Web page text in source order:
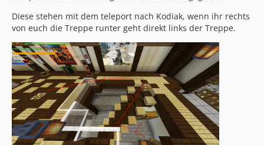
Diese stehen mit dem teleport nach Kodiak, wenn ihr rechts
von euch die Treppe runter geht direkt links der Treppe.